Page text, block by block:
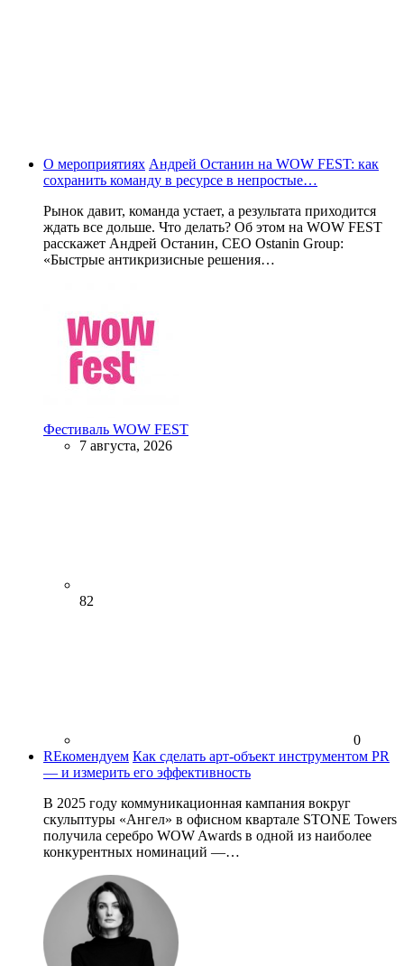
О мероприятиях Андрей Останин на WOW FEST: как
сохранить команду в ресурсе в непростые…
Рынок давит, команда устает, а результата приходится
ждать все дольше. Что делать? Об этом на WOW FEST
расскажет Андрей Останин, CEO Ostanin Group:
«Быстрые антикризисные решения…
Фестиваль WOW FEST
7 августа, 2026
82
0
REкомендуем Как сделать арт-объект инструментом PR
— и измерить его эффективность
В 2025 году коммуникационная кампания вокруг
скульптуры «Ангел» в офисном квартале STONE Towers
получила серебро WOW Awards в одной из наиболее
конкурентных номинаций —…